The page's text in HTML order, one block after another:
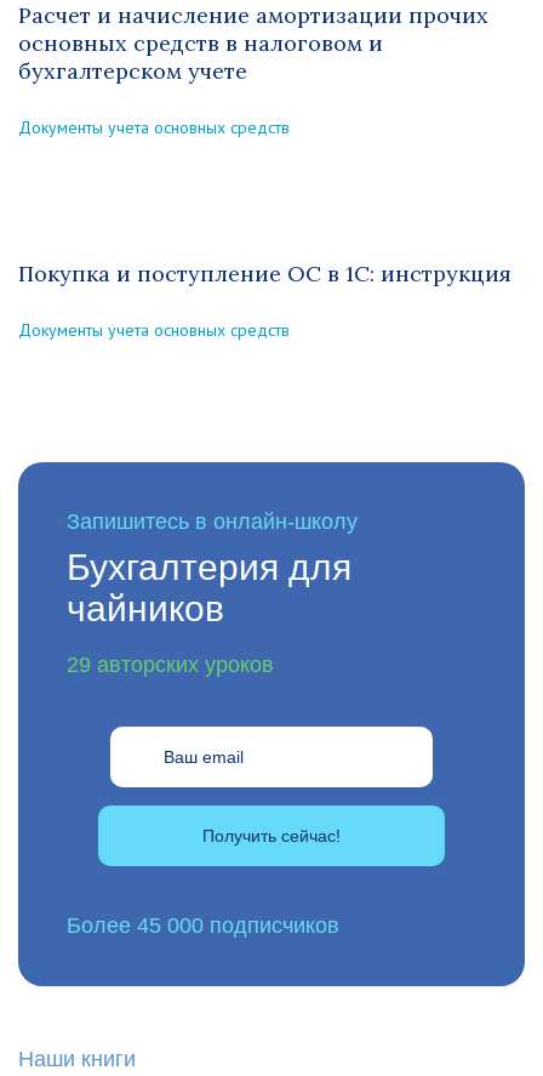
Расчет и начисление амортизации прочих
основных средств в налоговом и
бухгалтерском учете
Документы учета основных средств
Покупка и поступление ОС в 1С: инструкция
Документы учета основных средств
Запишитесь в онлайн-школу
Бухгалтерия для
чайников
29 авторских уроков
Получить сейчас!
Более 45 000 подписчиков
Наши книги